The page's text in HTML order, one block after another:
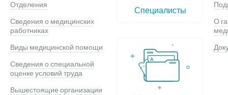
Отделения
Сведения о медицинских
работниках
Виды медицинской помощи
Сведения о специальной
оценке условий труда
Вышестоящие организации
Специалисты
О